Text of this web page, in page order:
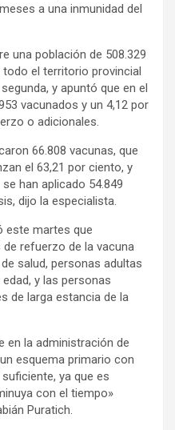
a una inmunidad del
una población de 508.329
el territorio provincial
y apuntó que en el
vacunados y un 4,12 por
o adicionales.
66.808 vacunas, que
el 63,21 por ciento, y
han aplicado 54.849
dijo la especialista.
este martes que
refuerzo de la vacuna
salud, personas adultas
y las personas
de larga estancia de la
en la administración de
esquema primario con
ya que es
con el tiempo»
Puratich.